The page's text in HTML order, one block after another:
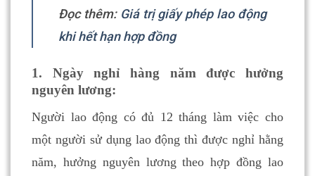
Đọc thêm: Giá trị giấy phép lao động
khi hết hạn hợp đồng
1. Ngày nghỉ hàng năm được hưởng
nguyên lương:
Người lao động có đủ 12 tháng làm việc cho
một người sử dụng lao động thì được nghỉ hằng
năm, hưởng nguyên lương theo hợp đồng lao